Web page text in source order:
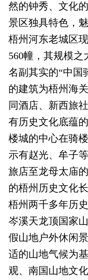
然的钟秀、文化
景区独具特色，魅
梧州河东老城区
560幢，其规模
名副其实的“中国
的建筑为梧州海
同酒店、新西旅
有历史文化底蕴
楼城的中心在骑
示有赵光、牟子
旅店至龙母太庙
的梧州历史文化
梧州两千多年历史
岑溪天龙顶国家
假山地户外休闲
适的山地气候为
观、南国山地文